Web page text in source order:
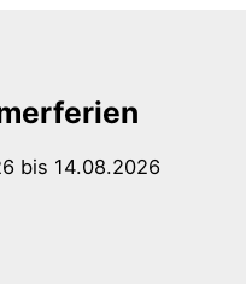
bis 14.08.2026